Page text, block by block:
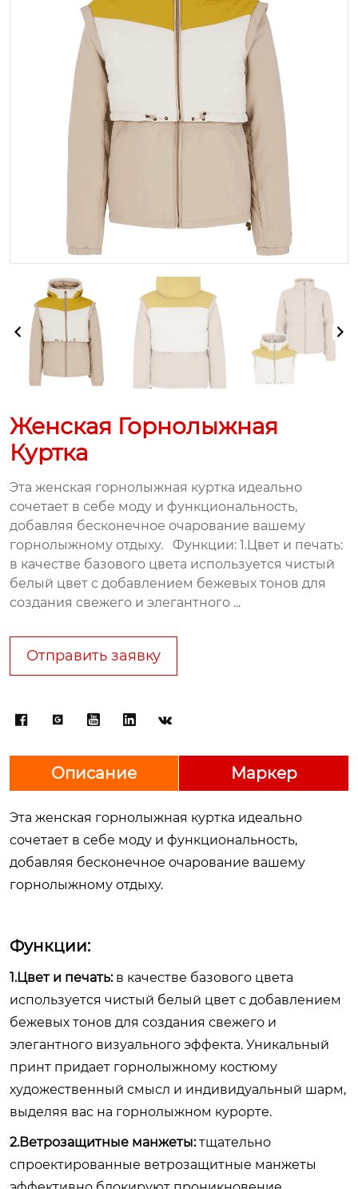
Женская Горнолыжная
Куртка
Эта женская горнолыжная куртка идеально
сочетает в себе моду и функциональность,
добавляя бесконечное очарование вашему
горнолыжному отдыху. Функции: 1.Цвет и печать:
в качестве базового цвета используется чистый
белый цвет с добавлением бежевых тонов для
создания свежего и элегантного ...
Отправить заявку
    
Описание Маркер
Эта женская горнолыжная куртка идеально
сочетает в себе моду и функциональность,
добавляя бесконечное очарование вашему
горнолыжному отдыху.
Функции:
1.Цвет и печать:в качестве базового цвета
используется чистый белый цвет с добавлением
бежевых тонов для создания свежего и
элегантного визуального эффекта. Уникальный
принт придает горнолыжному костюму
художественный смысл и индивидуальный шарм,
выделяя вас на горнолыжном курорте.
2.Ветрозащитные манжеты:тщательно
спроектированные ветрозащитные манжеты